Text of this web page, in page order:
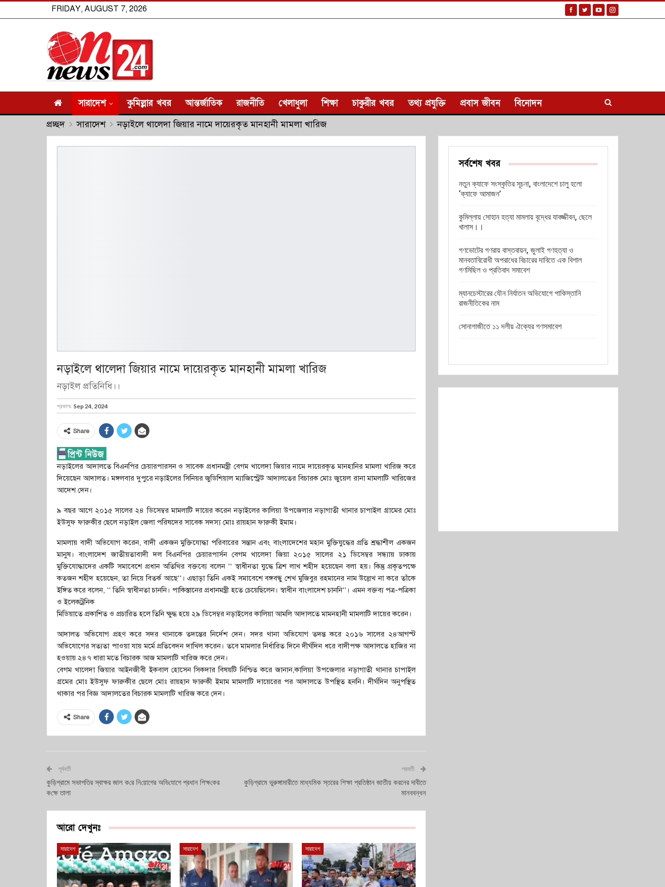
FRIDAY, AUGUST 7, 2026
সারাদেশ কুমিল্লার খবর আন্তর্জাতিক রাজনীতি খেলাধুলা শিক্ষা চাকুরীর খবর তথ্য প্রযুক্তি প্রবাস জীবন বিনোদন
প্রচ্ছদ সারাদেশ নড়াইলে থালেদা জিয়ার নামে দায়েরকৃত মানহানী মামলা খারিজ
নড়াইলে থালেদা জিয়ার নামে দায়েরকৃত মানহানী মামলা খারিজ
নড়াইল প্রতিনিধি।।
প্রকাশঃ Sep 24, 2024
Share
নড়াইলের আদালতে বিএনপির চেয়ারপারসন ও সাবেক প্রধানমন্ত্রী বেগম খালেদা জিয়ার নামে দায়েরকৃত মানহানির মামলা খারিজ করে
দিয়েছেন আদালত। মঙ্গলবার দুপুরে নড়াইলের সিনিয়র জুডিশিয়াল ম্যাজিস্ট্রেট আদালতের বিচারক মোঃ জুয়েল রানা মামলাটি খারিজের
আদেশ দেন।
৯ বছর আগে ২০১৫ সালের ২৪ ডিসেম্বর মামলাটি দায়ের করেন নড়াইলের কালিয়া উপজেলার নড়াগাতী থানার চাপাইল গ্রামের মোঃ
ইউসুফ ফারুকীর ছেলে নড়াইল জেলা পরিষদের সাবেক সদস্য মোঃ রায়হান ফারুকী ইমাম।
মামলায় বাদী অভিযোগ করেন, বাদী একজন মুক্তিযোদ্ধা পরিবারের সন্তান এবং বাংলাদেশের মহান মুক্তিযুদ্ধের প্রতি শ্রদ্ধাশীল একজন
মানুষ। বাংলাদেশ জাতীয়তাবাদী দল বিএনপির চেয়ারপার্সন বেগম খালেদা জিয়া ২০১৫ সালের ২১ ডিসেম্বর সন্ধ্যায় ঢাকায়
মুক্তিযোদ্ধাদের একটি সমাবেশে প্রধান অতিথির বক্তব্যে বলেন ‘‘ স্বাধীনতা যুদ্ধে ত্রিশ লাখ শহীদ হয়েছেন বলা হয়। কিন্তু প্রকৃতপক্ষে
কতজন শহীদ হয়েছেন, তা নিয়ে বিতর্ক আছে’’। এছাড়া তিনি একই সমাবেশে বঙ্গবন্ধু শেখ মুজিবুর রহমানের নাম উল্লেখ না করে তাঁকে
ইঙ্গিত করে বলেন, ‘‘ তিনি স্বাধীনতা চাননি। পাকিস্তানের প্রধানমন্ত্রী হতে চেয়েছিলেন। স্বাধীন বাংলাদেশ চাননি’’। এমন বক্তব্য পত্র-পত্রিকা
ও ইলেকট্রনিক
মিডিয়াতে প্রকাশিত ও প্রচারিত হলে তিনি ক্ষুদ্ধ হয়ে ২৯ ডিসেম্বর নড়াইলের কালিয়া আমলি আদালতে মামনহানী মামলাটি দায়ের করেন।
আদালত অভিযোগ প্রহণ করে সদর থানাকে তদন্তের নির্দেশ দেন। সদর থানা অভিযোগ তদন্ত করে ২০১৬ সালের ২৪আগস্ট
অভিযোগের সত্যতা পাওয়া যায় মর্মে প্রতিবেদন দাখিল করেন। তবে মামলার নির্ধারিত দিনে দীর্ঘদিন ধরে বাদীপক্ষ আদালতে হাজির না
হওয়ায় ২৪৭ ধারা মতে বিচারক আজ মামলাটি খারিজ করে দেন।
বেগম খালেদা জিয়ার আইনজীবী ইকবাল হোসেন সিকদার বিষয়টি নিশ্চিত করে জানান,কালিয়া উপজেলার নড়াগাতী থানার চাপাইল
গ্রমের মোঃ ইউসুফ ফারুকীর ছেলে মোঃ রায়হান ফারুকী ইমাম মামলাটি দায়েরের পর আদালতে উপস্থিত হননি। দীর্ঘদিন অনুপস্থিত
থাকার পর বিজ্ঞ আদালতের বিচারক মামলাটি খারিজ করে দেন।
Share
পূর্ববর্তী
কুড়িগ্রামে সভাপ‌তির স্বাক্ষর জাল ক‌রে নি‌য়োগের অ‌ভি‌যোগে প্রধান শিক্ষ‌কের
ক‌ক্ষে তালা
পরবর্তী
কুড়িগ্রামে ভুরুঙ্গামারীতে মাধ্যমিক স্তরের শিক্ষা প্রতিষ্ঠান জাতীয় করনের দাবীতে
মানববন্ধন
আরো দেখুনঃ
সারাদেশ সারাদেশ সারাদেশ
সর্বশেষ খবর
নতুন ক্যাফে সংস্কৃতির সূচনা, বাংলাদেশে চালু হলো
‘ক্যাফে আমাজন’
কুমিল্লায় সোহান হত্যা মামলায় বৃদ্ধের যাবজ্জীবন, ছেলে
খালাস।।
গণভোটের গণরায় বাস্তবায়ন, জুলাই গণহত্যা ও
মানবতাবিরোধী অপরাধের বিচারের দাবিতে এক বিশাল
গণমিছিল ও প্রতিবাদ সমাবেশ
ম্যানচেস্টারের যৌন নির্যাতন অভিযোগে পাকিস্তানি
রাজনীতিকের নাম
সোনাগাজীতে ১১ দলীয় ঐক্যের গণসমাবেশ